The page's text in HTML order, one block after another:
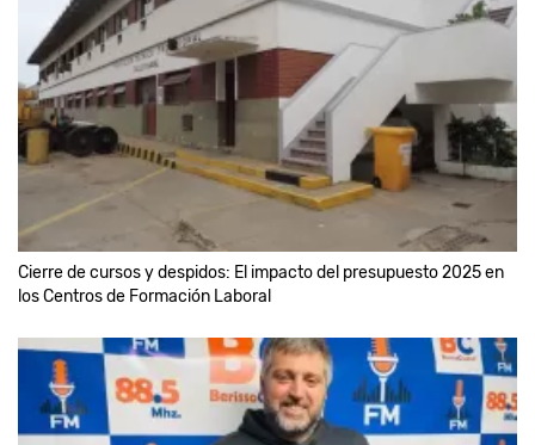
Cierre de cursos y despidos: El impacto del presupuesto 2025 en
los Centros de Formación Laboral